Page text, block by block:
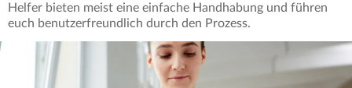
Helfer bieten meist eine einfache Handhabung und führen
euch benutzerfreundlich durch den Prozess.